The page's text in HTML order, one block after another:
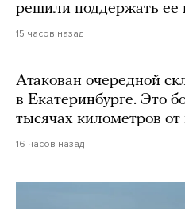
решили поддержать ее
15 часов назад
Атакован очередной
в Екатеринбурге. Это
тысячах километров
16 часов назад